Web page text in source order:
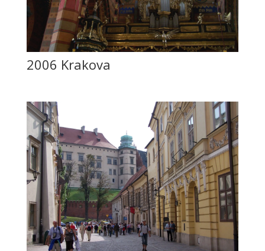
2006 Krakova